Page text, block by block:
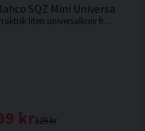
SQZ Mini Universalkniv
Praktisk liten universalkniv från Bahco med en totallängd på endast 100mm.
129 kr
kr